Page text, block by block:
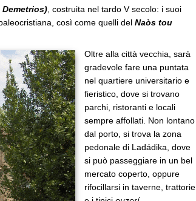
, costruita nel tardo V secolo: i suoi
così come quelli del Naòs tou
Oltre alla città vecchia, sarà
gradevole fare una puntata
nel quartiere universitario e
fieristico, dove si trovano
parchi, ristoranti e locali
sempre affollati. Non lontano
dal porto, si trova la zona
pedonale di Ladádika, dove
si può passeggiare in un bel
mercato coperto, oppure
rifocillarsi in taverne, trattorie